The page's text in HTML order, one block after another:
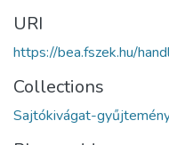
URI
https://bea.fszek.hu/
Collections
Sajtókivágat-